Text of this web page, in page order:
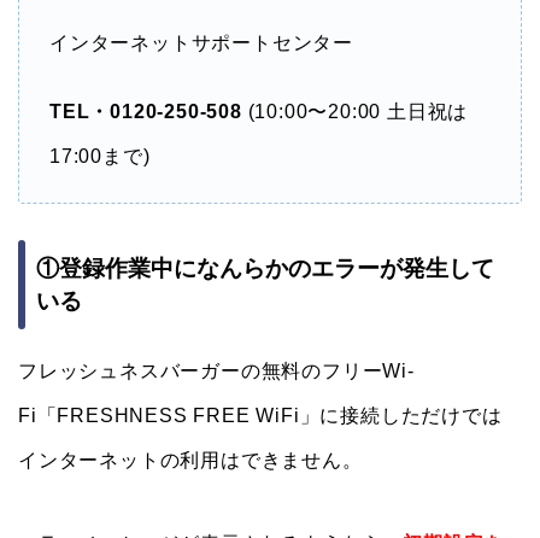
インターネットサポートセンター
TEL・0120-250-508 (10:00〜20:00 土日祝は
17:00まで)
①登録作業中になんらかのエラーが発生して
いる
フレッシュネスバーガーの無料のフリーWi-
Fi「FRESHNESS FREE WiFi」に接続しただけでは
インターネットの利用はできません。